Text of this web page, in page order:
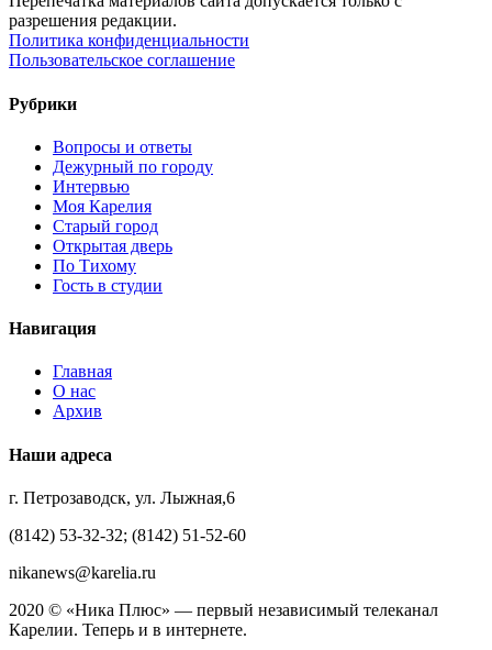
разрешения редакции.
Политика конфиденциальности
Пользовательское соглашение
Рубрики
Вопросы и ответы
Дежурный по городу
Интервью
Моя Карелия
Старый город
Открытая дверь
По Тихому
Гость в студии
Навигация
Главная
О нас
Архив
Наши адреса
г. Петрозаводск, ул. Лыжная,6
(8142) 53-32-32; (8142) 51-52-60
nikanews@karelia.ru
2020 © «Ника Плюс» — первый независимый телеканал
Карелии. Теперь и в интернете.